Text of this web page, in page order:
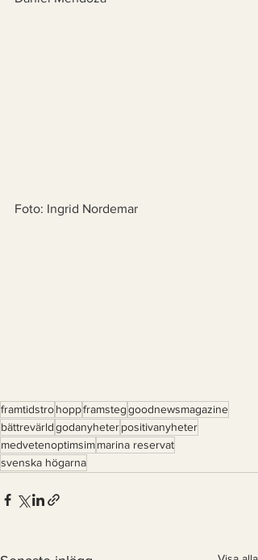
Foto: Ingrid Nordemar
framtidstrohoppframsteggoodnewsmagazine
bättrevärldgodanyheterpositivanyheter
medvetenoptimsimmarina reservat
svenska högarna